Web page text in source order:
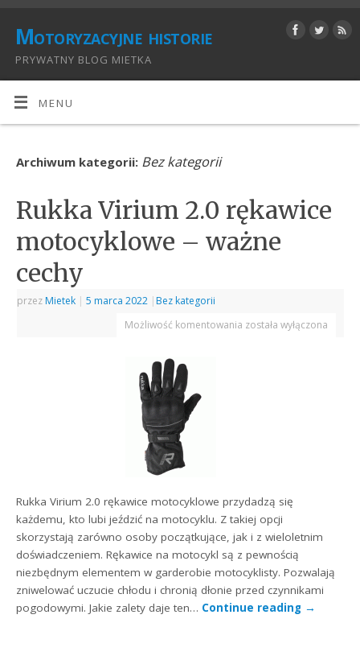
Motoryzacyjne historie
PRYWATNY BLOG MIETKA
MENU
Archiwum kategorii: Bez kategorii
Rukka Virium 2.0 rękawice
motocyklowe – ważne
cechy
przez Mietek | 5 marca 2022 | Bez kategorii
Możliwość komentowania została wyłączona
Rukka Virium 2.0 rękawice motocyklowe przydadzą się
każdemu, kto lubi jeździć na motocyklu. Z takiej opcji
skorzystają zarówno osoby początkujące, jak i z wieloletnim
doświadczeniem. Rękawice na motocykl są z pewnością
niezbędnym elementem w garderobie motocyklisty. Pozwalają
zniwelować uczucie chłodu i chronią dłonie przed czynnikami
pogodowymi. Jakie zalety daje ten… Continue reading →